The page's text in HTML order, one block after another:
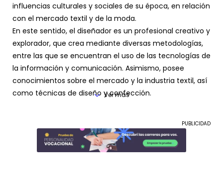
influencias culturales y sociales de su época, en relación
con el mercado textil y de la moda.
En este sentido, el diseñador es un profesional creativo y
explorador, que crea mediante diversas metodologías,
entre las que se encuentran el uso de las tecnologías de
la información y comunicación. Asimismo, posee
conocimientos sobre el mercado y la industria textil, así
como técnicas de diseño y confección.
Ver mas
PUBLICIDAD